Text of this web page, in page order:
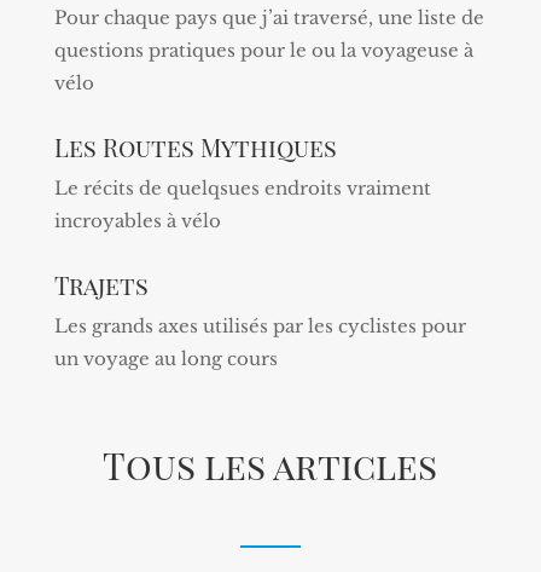
Pour chaque pays que j’ai traversé, une liste de
questions pratiques pour le ou la voyageuse à
vélo
Les Routes Mythiques
Le récits de quelqsues endroits vraiment
incroyables à vélo
Trajets
Les grands axes utilisés par les cyclistes pour
un voyage au long cours
Tous les articles